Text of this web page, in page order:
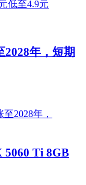
年，短期
5060 Ti 8GB